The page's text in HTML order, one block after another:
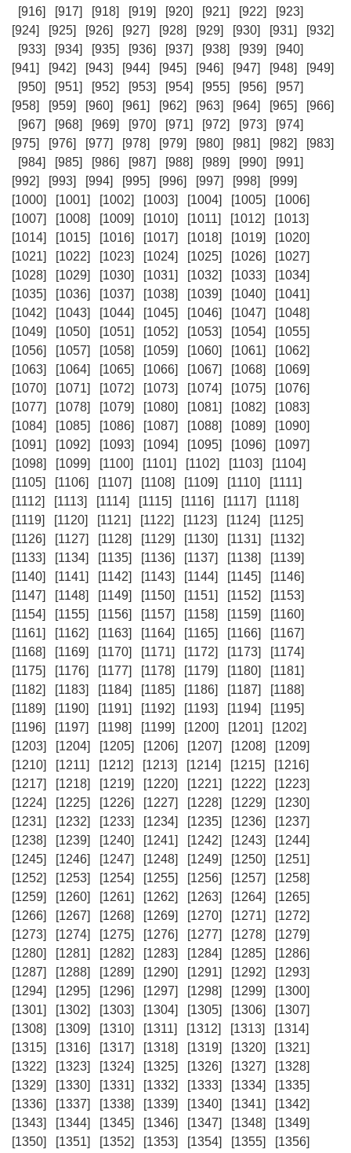
[916] [917] [918] [919] [920] [921] [922]
[923]
[924]
[925] [926] [927] [928] [929] [930] [931]
[932]
[933]
[934] [935] [936] [937] [938] [939]
[940]
[941]
[942] [943] [944] [945] [946] [947] [948]
[949]
[950]
[951] [952] [953] [954] [955] [956]
[957]
[958]
[959] [960] [961] [962] [963] [964] [965]
[966]
[967]
[968] [969] [970] [971] [972] [973]
[974]
[975]
[976] [977] [978] [979] [980] [981] [982]
[983]
[984]
[985] [986] [987] [988] [989] [990]
[991]
[992]
[993] [994] [995] [996] [997] [998]
[999]
[1000]
[1001] [1002] [1003] [1004] [1005]
[1006]
[1007]
[1008] [1009] [1010] [1011] [1012]
[1013]
[1014]
[1015] [1016] [1017] [1018] [1019]
[1020]
[1021]
[1022] [1023] [1024] [1025] [1026]
[1027]
[1028]
[1029] [1030] [1031] [1032] [1033]
[1034]
[1035]
[1036] [1037] [1038] [1039] [1040]
[1041]
[1042]
[1043] [1044] [1045] [1046] [1047]
[1048]
[1049]
[1050] [1051] [1052] [1053] [1054]
[1055]
[1056]
[1057] [1058] [1059] [1060] [1061]
[1062]
[1063]
[1064] [1065] [1066] [1067] [1068]
[1069]
[1070]
[1071] [1072] [1073] [1074] [1075]
[1076]
[1077]
[1078] [1079] [1080] [1081] [1082]
[1083]
[1084]
[1085] [1086] [1087] [1088] [1089]
[1090]
[1091]
[1092] [1093] [1094] [1095] [1096]
[1097]
[1098]
[1099] [1100] [1101] [1102] [1103]
[1104]
[1105]
[1106] [1107] [1108] [1109] [1110]
[1111]
[1112]
[1113] [1114] [1115] [1116] [1117]
[1118]
[1119]
[1120] [1121] [1122] [1123] [1124]
[1125]
[1126]
[1127] [1128] [1129] [1130] [1131]
[1132]
[1133]
[1134] [1135] [1136] [1137] [1138]
[1139]
[1140]
[1141] [1142] [1143] [1144] [1145]
[1146]
[1147]
[1148] [1149] [1150] [1151] [1152]
[1153]
[1154]
[1155] [1156] [1157] [1158] [1159]
[1160]
[1161]
[1162] [1163] [1164] [1165] [1166]
[1167]
[1168]
[1169] [1170] [1171] [1172] [1173]
[1174]
[1175]
[1176] [1177] [1178] [1179] [1180]
[1181]
[1182]
[1183] [1184] [1185] [1186] [1187]
[1188]
[1189]
[1190] [1191] [1192] [1193] [1194]
[1195]
[1196]
[1197] [1198] [1199] [1200] [1201]
[1202]
[1203]
[1204] [1205] [1206] [1207] [1208]
[1209]
[1210]
[1211] [1212] [1213] [1214] [1215]
[1216]
[1217]
[1218] [1219] [1220] [1221] [1222]
[1223]
[1224]
[1225] [1226] [1227] [1228] [1229]
[1230]
[1231]
[1232] [1233] [1234] [1235] [1236]
[1237]
[1238]
[1239] [1240] [1241] [1242] [1243]
[1244]
[1245]
[1246] [1247] [1248] [1249] [1250]
[1251]
[1252]
[1253] [1254] [1255] [1256] [1257]
[1258]
[1259]
[1260] [1261] [1262] [1263] [1264]
[1265]
[1266]
[1267] [1268] [1269] [1270] [1271]
[1272]
[1273]
[1274] [1275] [1276] [1277] [1278]
[1279]
[1280]
[1281] [1282] [1283] [1284] [1285]
[1286]
[1287]
[1288] [1289] [1290] [1291] [1292]
[1293]
[1294]
[1295] [1296] [1297] [1298] [1299]
[1300]
[1301]
[1302] [1303] [1304] [1305] [1306]
[1307]
[1308]
[1309] [1310] [1311] [1312] [1313]
[1314]
[1315]
[1316] [1317] [1318] [1319] [1320]
[1321]
[1322]
[1323] [1324] [1325] [1326] [1327]
[1328]
[1329]
[1330] [1331] [1332] [1333] [1334]
[1335]
[1336]
[1337] [1338] [1339] [1340] [1341]
[1342]
[1343]
[1344] [1345] [1346] [1347] [1348]
[1349]
[1350]
[1351] [1352] [1353] [1354] [1355]
[1356]